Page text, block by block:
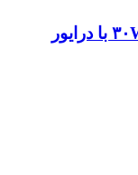
ال ای دی COB سفید مهتابی ۳۰W 220V با درایور